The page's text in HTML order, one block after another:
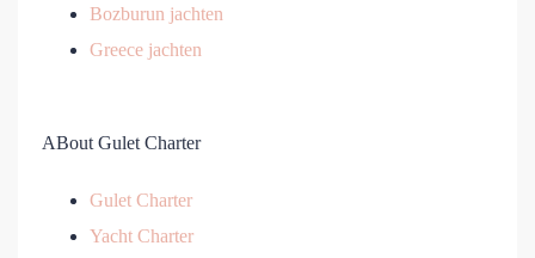
Bozburun jachten
Greece jachten
ABout Gulet Charter
Gulet Charter
Yacht Charter